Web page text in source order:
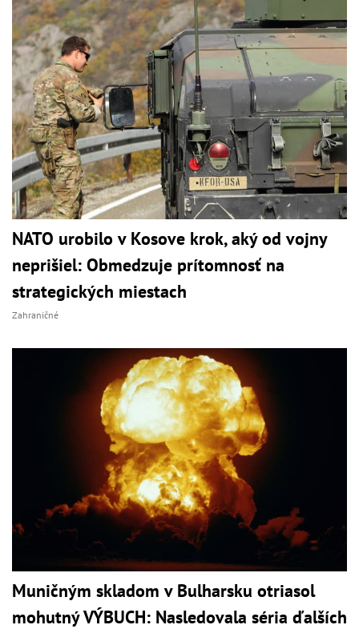
NATO urobilo v Kosove krok, aký od vojny
neprišiel: Obmedzuje prítomnosť na
strategických miestach
Zahraničné
Muničným skladom v Bulharsku otriasol
mohutný VÝBUCH: Nasledovala séria ďalších